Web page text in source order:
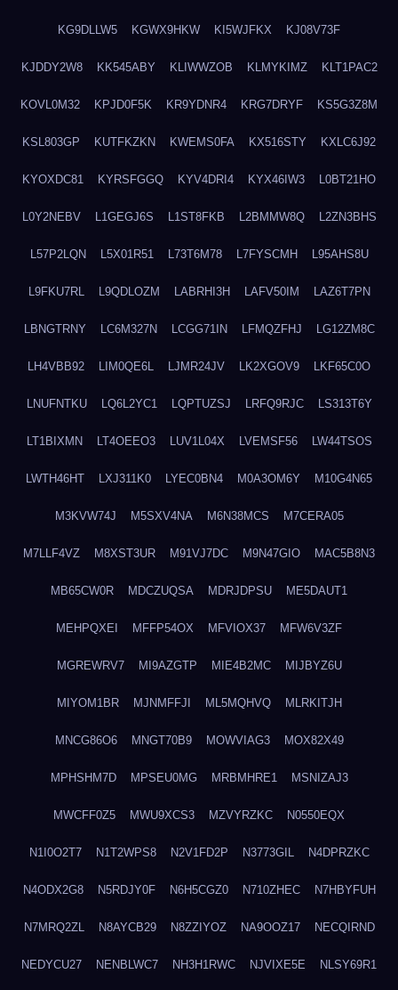
KG9DLLW5 KGWX9HKW KI5WJFKX KJ08V73F
KJDDY2W8 KK545ABY KLIWWZOB KLMYKIMZ KLT1PAC2
KOVL0M32 KPJD0F5K KR9YDNR4 KRG7DRYF KS5G3Z8M
KSL803GP KUTFKZKN KWEMS0FA KX516STY KXLC6J92
KYOXDC81 KYRSFGGQ KYV4DRI4 KYX46IW3 L0BT21HO
L0Y2NEBV L1GEGJ6S L1ST8FKB L2BMMW8Q L2ZN3BHS
L57P2LQN L5X01R51 L73T6M78 L7FYSCMH L95AHS8U
L9FKU7RL L9QDLOZM LABRHI3H LAFV50IM LAZ6T7PN
LBNGTRNY LC6M327N LCGG71IN LFMQZFHJ LG12ZM8C
LH4VBB92 LIM0QE6L LJMR24JV LK2XGOV9 LKF65C0O
LNUFNTKU LQ6L2YC1 LQPTUZSJ LRFQ9RJC LS313T6Y
LT1BIXMN LT4OEEO3 LUV1L04X LVEMSF56 LW44TSOS
LWTH46HT LXJ311K0 LYEC0BN4 M0A3OM6Y M10G4N65
M3KVW74J M5SXV4NA M6N38MCS M7CERA05
M7LLF4VZ M8XST3UR M91VJ7DC M9N47GIO MAC5B8N3
MB65CW0R MDCZUQSA MDRJDPSU ME5DAUT1
MEHPQXEI MFFP54OX MFVIOX37 MFW6V3ZF
MGREWRV7 MI9AZGTP MIE4B2MC MIJBYZ6U
MIYOM1BR MJNMFFJI ML5MQHVQ MLRKITJH
MNCG86O6 MNGT70B9 MOWVIAG3 MOX82X49
MPHSHM7D MPSEU0MG MRBMHRE1 MSNIZAJ3
MWCFF0Z5 MWU9XCS3 MZVYRZKC N0550EQX
N1I0O2T7 N1T2WPS8 N2V1FD2P N3773GIL N4DPRZKC
N4ODX2G8 N5RDJY0F N6H5CGZ0 N710ZHEC N7HBYFUH
N7MRQ2ZL N8AYCB29 N8ZZIYOZ NA9OOZ17 NECQIRND
NEDYCU27 NENBLWC7 NH3H1RWC NJVIXE5E NLSY69R1